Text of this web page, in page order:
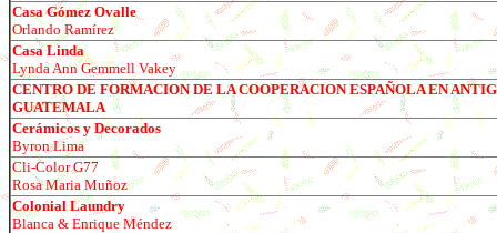
Casa Gómez Ovalle
Orlando Ramírez
Casa Linda
Lynda Ann Gemmell Vakey
CENTRO DE FORMACION DE LA COOPERACION ESPAÑOLA EN
GUATEMALA
Cerámicos y Decorados
Byron Lima
Cli-Color G77
Rosa Maria Muñoz
Colonial Laundry
Blanca & Enrique Méndez